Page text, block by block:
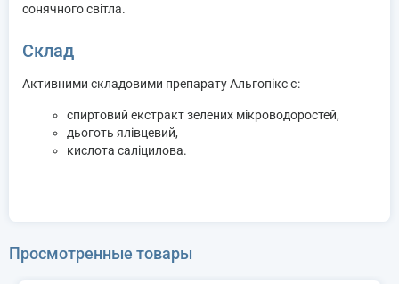
сонячного світла.
Склад
Активними складовими препарату Альгопікс є:
спиртовий екстракт зелених мікроводоростей,
дьоготь ялівцевий,
кислота саліцилова.
Просмотренные товары